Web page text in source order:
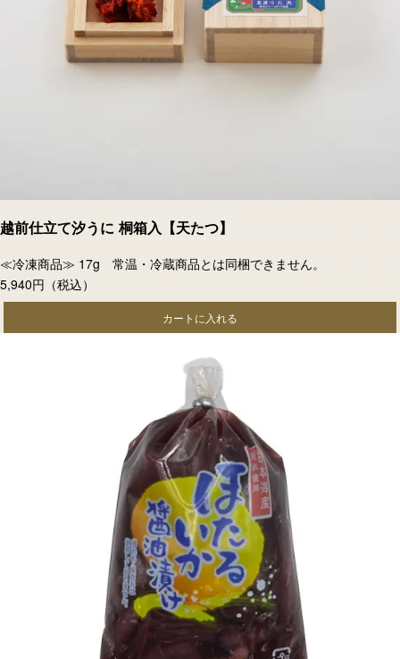
越前仕立て汐うに 桐箱入【天たつ】
≪冷凍商品≫ 17g 常温・冷蔵商品とは同梱できません。
5,940円 （税込）
カートに入れる